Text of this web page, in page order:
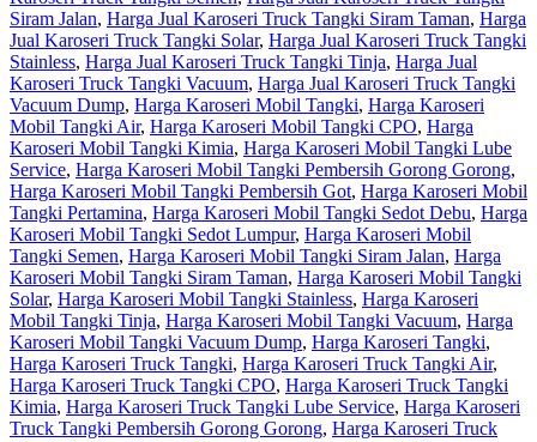
Siram Jalan, Harga Jual Karoseri Truck Tangki Siram Taman, Harga
Jual Karoseri Truck Tangki Solar, Harga Jual Karoseri Truck Tangki
Stainless, Harga Jual Karoseri Truck Tangki Tinja, Harga Jual
Karoseri Truck Tangki Vacuum, Harga Jual Karoseri Truck Tangki
Vacuum Dump, Harga Karoseri Mobil Tangki, Harga Karoseri
Mobil Tangki Air, Harga Karoseri Mobil Tangki CPO, Harga
Karoseri Mobil Tangki Kimia, Harga Karoseri Mobil Tangki Lube
Service, Harga Karoseri Mobil Tangki Pembersih Gorong Gorong,
Harga Karoseri Mobil Tangki Pembersih Got, Harga Karoseri Mobil
Tangki Pertamina, Harga Karoseri Mobil Tangki Sedot Debu, Harga
Karoseri Mobil Tangki Sedot Lumpur, Harga Karoseri Mobil
Tangki Semen, Harga Karoseri Mobil Tangki Siram Jalan, Harga
Karoseri Mobil Tangki Siram Taman, Harga Karoseri Mobil Tangki
Solar, Harga Karoseri Mobil Tangki Stainless, Harga Karoseri
Mobil Tangki Tinja, Harga Karoseri Mobil Tangki Vacuum, Harga
Karoseri Mobil Tangki Vacuum Dump, Harga Karoseri Tangki,
Harga Karoseri Truck Tangki, Harga Karoseri Truck Tangki Air,
Harga Karoseri Truck Tangki CPO, Harga Karoseri Truck Tangki
Kimia, Harga Karoseri Truck Tangki Lube Service, Harga Karoseri
Truck Tangki Pembersih Gorong Gorong, Harga Karoseri Truck